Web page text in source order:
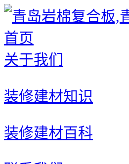
首页
关于我们
装修建材知识
装修建材百科